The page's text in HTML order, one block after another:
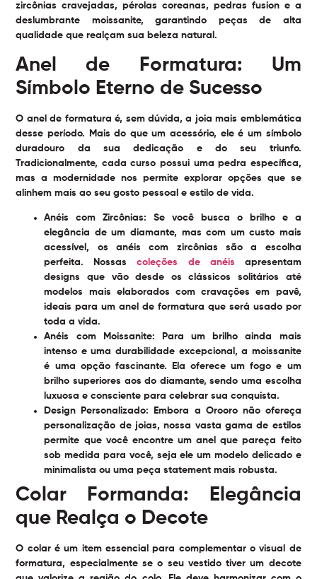
zircônias cravejadas, pérolas coreanas, pedras fusion e a
deslumbrante moissanite, garantindo peças de alta
qualidade que realçam sua beleza natural.
Anel de Formatura: Um
Símbolo Eterno de Sucesso
O anel de formatura é, sem dúvida, a joia mais emblemática
desse período. Mais do que um acessório, ele é um símbolo
duradouro da sua dedicação e do seu triunfo.
Tradicionalmente, cada curso possui uma pedra específica,
mas a modernidade nos permite explorar opções que se
alinhem mais ao seu gosto pessoal e estilo de vida.
Anéis com Zircônias: Se você busca o brilho e a
elegância de um diamante, mas com um custo mais
acessível, os anéis com zircônias são a escolha
perfeita. Nossascoleções de anéis apresentam
designs que vão desde os clássicos solitários até
modelos mais elaborados com cravações em pavê,
ideais para um anel de formatura que será usado por
toda a vida.
Anéis com Moissanite: Para um brilho ainda mais
intenso e uma durabilidade excepcional, a moissanite
é uma opção fascinante. Ela oferece um fogo e um
brilho superiores aos do diamante, sendo uma escolha
luxuosa e consciente para celebrar sua conquista.
Design Personalizado:
Embora a Orooro não ofereça
personalização de joias, nossa vasta gama de estilos
permite que você encontre um anel que pareça feito
sob medida para você, seja ele um modelo delicado e
minimalista ou uma peça statement mais robusta.
Colar Formanda: Elegância
que Realça o Decote
O colar é um item essencial para complementar o visual de
formatura, especialmente se o seu vestido tiver um decote